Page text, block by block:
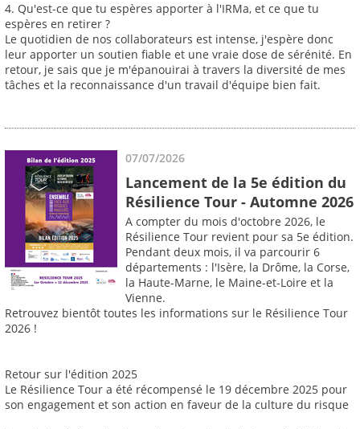
4. Qu'est-ce que tu espères apporter à l'IRMa, et ce que tu
espères en retirer ?
Le quotidien de nos collaborateurs est intense, j'espère donc
leur apporter un soutien fiable et une vraie dose de sérénité. En
retour, je sais que je m'épanouirai à travers la diversité de mes
tâches et la reconnaissance d'un travail d'équipe bien fait.
07/07/2026
Lancement de la 5e édition du
Résilience Tour - Automne 2026
A compter du mois d'octobre 2026, le
Résilience Tour revient pour sa 5e édition.
Pendant deux mois, il va parcourir 6
départements : l'Isère, la Drôme, la Corse,
la Haute-Marne, le Maine-et-Loire et la
Vienne.
Retrouvez bientôt toutes les informations sur le Résilience Tour
2026 !
Retour sur l'édition 2025
Le Résilience Tour a été récompensé le 19 décembre 2025 pour
son engagement et son action en faveur de la culture du risque